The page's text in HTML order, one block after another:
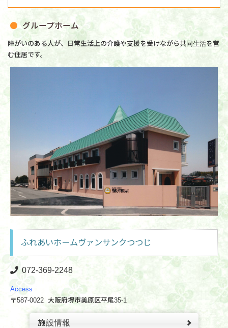
グループホーム
障がいのある人が、日常生活上の介護や支援を受けながら共同生活を営
む住居です。
ふれあいホームヴァンサンクつつじ
072-369-2248
Access
〒587-0022 大阪府堺市美原区平尾35-1
施設情報